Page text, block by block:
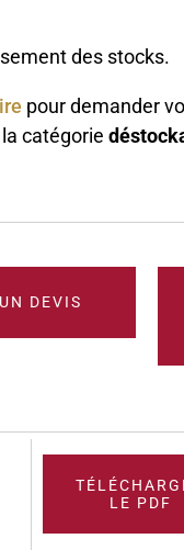
des stocks.
pour demander
catégorie
DEVIS
LE PDF